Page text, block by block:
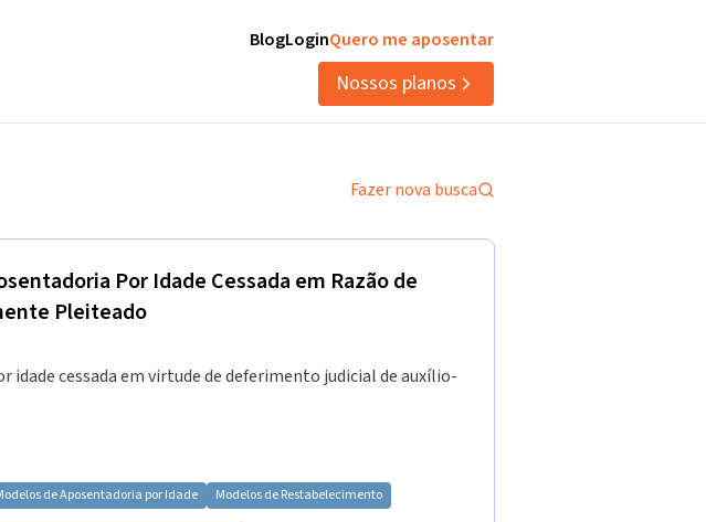
BlogLoginQuero me aposentar
Nossos planos
Fazer nova busca
Por Idade Cessada em Razão de
Pleiteado
cessada em virtude de deferimento judicial de auxílio-
deAposentadoria por Idade Modelos deRestabelecimento